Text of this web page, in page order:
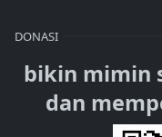
DONASI
bikin mimin
dan